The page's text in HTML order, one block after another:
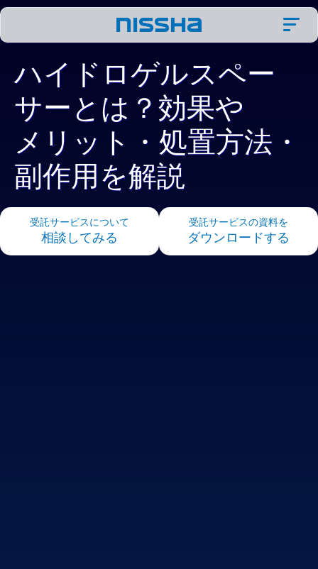
ハイドロゲルスペー
サーとは？効果や
メリット・処置方法・
副作用を解説
受託サービスについて
相談してみる
受託サービスの資料を
ダウンロードする